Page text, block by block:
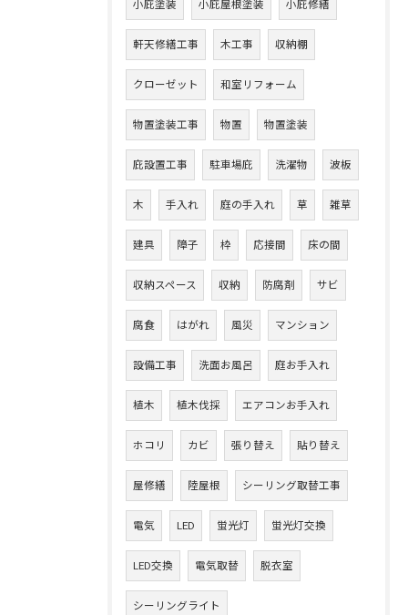
小庇塗装 小庇屋根塗装 小庇修繕
軒天修繕工事 木工事 収納棚
クローゼット 和室リフォーム
物置塗装工事 物置 物置塗装
庇設置工事 駐車場庇 洗濯物 波板
木 手入れ 庭の手入れ 草 雑草
建具 障子 枠 応接間 床の間
収納スペース 収納 防腐剤 サビ
腐食 はがれ 風災 マンション
設備工事 洗面お風呂 庭お手入れ
植木 植木伐採 エアコンお手入れ
ホコリ カビ 張り替え 貼り替え
屋修繕 陸屋根 シーリング取替工事
電気 LED 蛍光灯 蛍光灯交換
LED交換 電気取替 脱衣室
シーリングライト